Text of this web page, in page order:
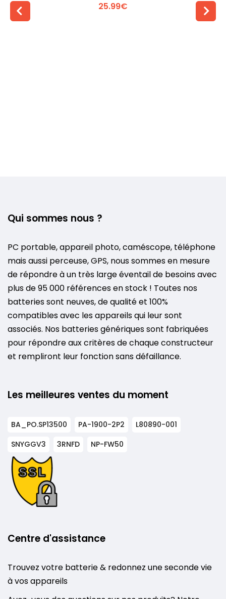
25.99€
Qui sommes nous ?
PC portable, appareil photo, caméscope, téléphone
mais aussi perceuse, GPS, nous sommes en mesure
de répondre à un très large éventail de besoins avec
plus de 95 000 références en stock ! Toutes nos
batteries sont neuves, de qualité et 100%
compatibles avec les appareils qui leur sont
associés. Nos batteries génériques sont fabriquées
pour répondre aux critères de chaque constructeur
et rempliront leur fonction sans défaillance.
Les meilleures ventes du moment
BA_PO.SP13500 PA-1900-2P2
L80890-001
SNYGGV3
3RNFD NP-FW50
Centre d'assistance
Trouvez votre batterie & redonnez une seconde vie
à vos appareils